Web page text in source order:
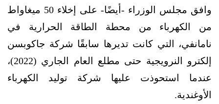
وافق مجلس الوزراء -أيضًا- على إخلاء 50 ميغاواط
من الكهرباء من محطة الطاقة الحرارية في
نامانفي، التي كانت تديرها سابقًا شركة جاكوبسن
إلكترو النرويجية حتى مطلع العام الجاري (2022)،
عندما استحوذت عليها شركة توليد الكهرباء
الأوغندية.